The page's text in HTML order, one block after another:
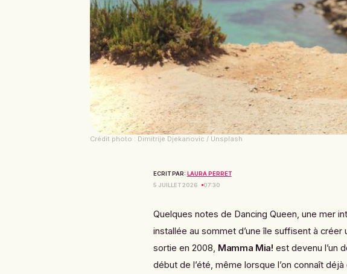
Crédit photo : Dimitrije Djekanovic / Unsplash
ECRIT PAR: LAURA PERRET
5 JUILLET 2026
07:30
Quelques notes de Dancing Queen, une mer
installée au sommet d’une île suffisent à créer
sortie en 2008, Mamma Mia! est devenu l’un
début de l’été, même lorsque l’on connaît